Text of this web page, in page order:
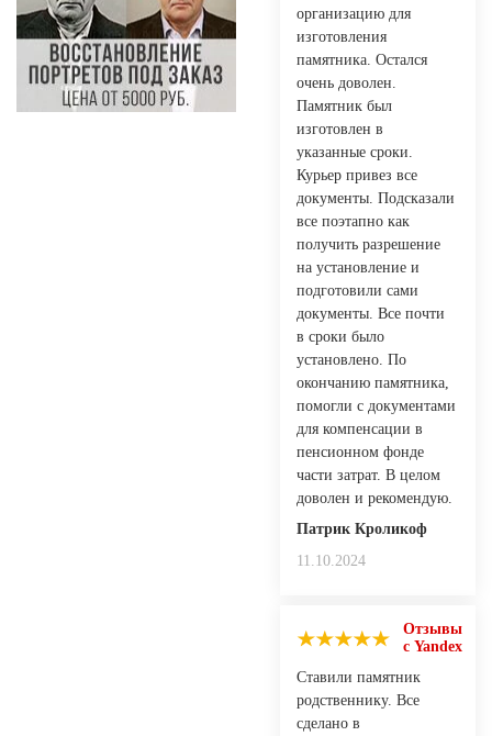
организацию для
изготовления
памятника. Остался
очень доволен.
Памятник был
изготовлен в
указанные сроки.
Курьер привез все
документы. Подсказали
все поэтапно как
получить разрешение
на установление и
подготовили сами
документы. Все почти
в сроки было
установлено. По
окончанию памятника,
помогли с документами
для компенсации в
пенсионном фонде
части затрат. В целом
доволен и рекомендую.
Патрик Кроликоф
11.10.2024
Отзывы
с Yandex
Ставили памятник
родственнику. Все
сделано в